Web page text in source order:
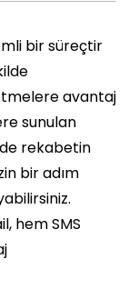
bir süreçtir
avantaj
sunulan
rekabetin
bir adım
hem SMS